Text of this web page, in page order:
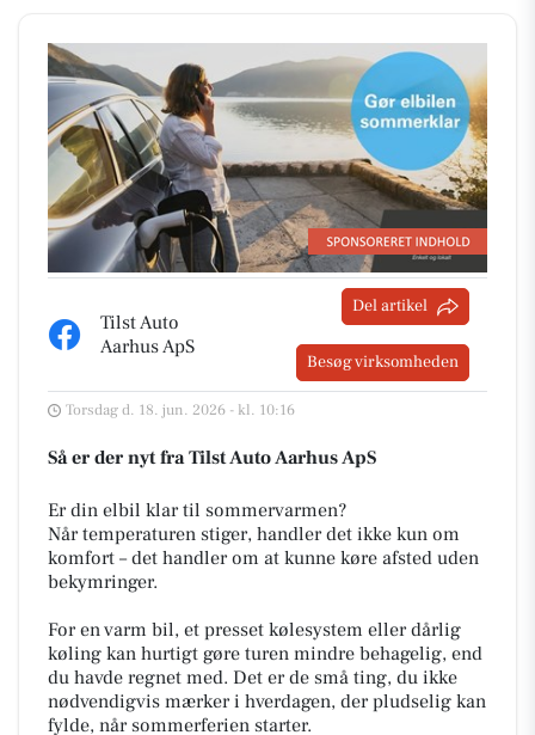
Tilst Auto
Aarhus ApS
Del artikel
Besøg virksomheden
Torsdag d. 18. jun. 2026 - kl. 10:16
Så er der nyt fra Tilst Auto Aarhus ApS
Er din elbil klar til sommervarmen?
Når temperaturen stiger, handler det ikke kun om
komfort – det handler om at kunne køre afsted uden
bekymringer.
For en varm bil, et presset kølesystem eller dårlig
køling kan hurtigt gøre turen mindre behagelig, end
du havde regnet med. Det er de små ting, du ikke
nødvendigvis mærker i hverdagen, der pludselig kan
fylde, når sommerferien starter.